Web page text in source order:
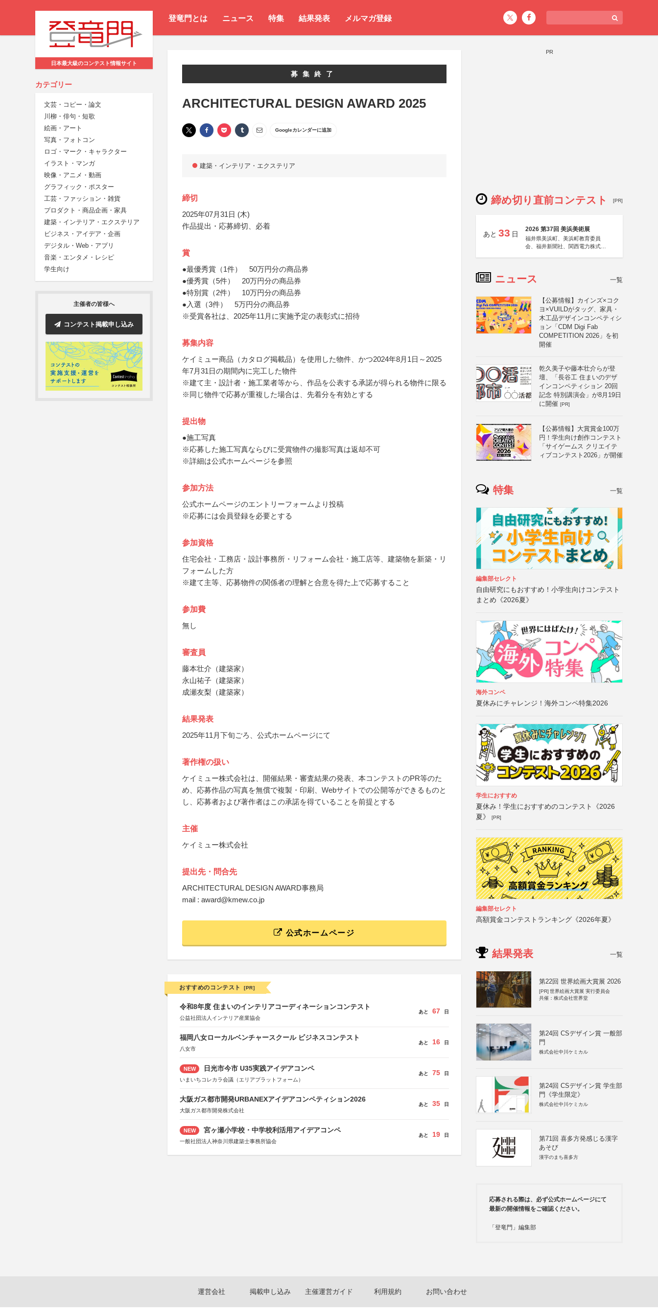
登竜門とは ニュース 特集 結果発表 メルマガ登録
日本最大級のコンテスト情報サイト
カテゴリー
文芸・コピー・論文
川柳・俳句・短歌
絵画・アート
写真・フォトコン
ロゴ・マーク・キャラクター
イラスト・マンガ
映像・アニメ・動画
グラフィック・ポスター
工芸・ファッション・雑貨
プロダクト・商品企画・家具
建築・インテリア・エクステリア
ビジネス・アイデア・企画
デジタル・Web・アプリ
音楽・エンタメ・レシピ
学生向け
主催者の皆様へ
コンテスト掲載申し込み
募集終了
ARCHITECTURAL DESIGN AWARD 2025
Googleカレンダーに追加
建築・インテリア・エクステリア
締切
2025年07月31日 (木)
作品提出・応募締切、必着
賞
●最優秀賞（1件） 50万円分の商品券
●優秀賞（5件） 20万円分の商品券
●特別賞（2件） 10万円分の商品券
●入選（3件） 5万円分の商品券
※受賞各社は、2025年11月に実施予定の表彰式に招待
募集内容
ケイミュー商品（カタログ掲載品）を使用した物件、かつ2024年8月1日～2025
年7月31日の期間内に完工した物件
※建て主・設計者・施工業者等から、作品を公表する承諾が得られる物件に限る
※同じ物件で応募が重複した場合は、先着分を有効とする
提出物
●施工写真
※応募した施工写真ならびに受賞物件の撮影写真は返却不可
※詳細は公式ホームページを参照
参加方法
公式ホームページのエントリーフォームより投稿
※応募には会員登録を必要とする
参加資格
住宅会社・工務店・設計事務所・リフォーム会社・施工店等、建築物を新築・リ
フォームした方
※建て主等、応募物件の関係者の理解と合意を得た上で応募すること
参加費
無し
審査員
藤本壮介（建築家）
永山祐子（建築家）
成瀬友梨（建築家）
結果発表
2025年11月下旬ごろ、公式ホームページにて
著作権の扱い
ケイミュー株式会社は、開催結果・審査結果の発表、本コンテストのPR等のた
め、応募作品の写真を無償で複製・印刷、Webサイトでの公開等ができるものと
し、応募者および著作者はこの承諾を得ていることを前提とする
主催
ケイミュー株式会社
提出先・問合先
ARCHITECTURAL DESIGN AWARD事務局
mail : award@kmew.co.jp
公式ホームページ
おすすめのコンテスト [PR]
令和8年度 住まいのインテリアコーディネーションコンテスト
公益社団法人インテリア産業協会
あと 67 日
福岡八女ローカルベンチャースクール ビジネスコンテスト
八女市
あと 16 日
NEW 日光市今市 U35実践アイデアコンペ
いまいちコレカラ会議（エリアプラットフォーム）
あと 75 日
大阪ガス都市開発URBANEXアイデアコンペティション2026
大阪ガス都市開発株式会社
あと 35 日
NEW 宮ヶ瀬小学校・中学校利活用アイデアコンペ
一般社団法人神奈川県建築士事務所協会
あと 19 日
PR
締め切り直前コンテスト [PR]
あと 33 日
2026 第37回 美浜美術展
福井県美浜町、美浜町教育委員
会、福井新聞社、関西電力株式会
ニュース 一覧
【公募情報】カインズ×コク
ヨ×VUILDがタッグ、家具・
木工品デザインコンペティシ
ョン「CDM Digi Fab
COMPETITION 2026」を初
開催
乾久美子や藤本壮介らが登
壇、「長谷工 住まいのデザ
インコンペティション 20回
記念 特別講演会」が8月19日
に開催 [PR]
【公募情報】大賞賞金100万
円！学生向け創作コンテスト
「サイゲームス クリエイテ
ィブコンテスト2026」が開催
特集 一覧
編集部セレクト
自由研究にもおすすめ！小学生向けコンテスト
まとめ《2026夏》
海外コンペ
夏休みにチャレンジ！海外コンペ特集2026
学生におすすめ
夏休み！学生におすすめのコンテスト《2026
夏》
[PR]
編集部セレクト
高額賞金コンテストランキング《2026年夏》
結果発表 一覧
第22回 世界絵画大賞展 2026
[PR] 世界絵画大賞展 実行委員会
共催：株式会社世界堂
第24回 CSデザイン賞 一般部
門
株式会社中川ケミカル
第24回 CSデザイン賞 学生部
門《学生限定》
株式会社中川ケミカル
第71回 喜多方発感じる漢字
あそび
漢字のまち喜多方
応募される際は、必ず公式ホームページにて
最新の開催情報をご確認ください。
「登竜門」編集部
運営会社 掲載申し込み 主催運営ガイド 利用規約 お問い合わせ